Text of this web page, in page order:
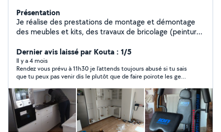
Présentation
Je réalise des prestations de montage et démontage
des meubles et kits, des travaux de bricolage (peinture,
Dernier avis laissé par Kouta : 1/5
Il y a 4 mois
Rendez vous prévu à 11h30 je l’attends toujours abusé si tu sais
que tu peux pas venir dis le plutôt que de faire poirote les gens